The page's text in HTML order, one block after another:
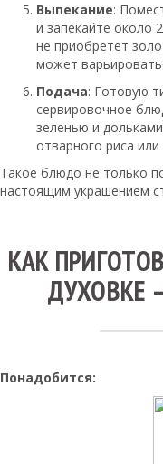
Выпекание:
и запекайте около
не приобретет
может
Подача: Готовую
сервировочное
зеленью и
отварного риса
Такое блюдо не только
настоящим украшением
КАК
ДУХОВКЕ
Понадобится: